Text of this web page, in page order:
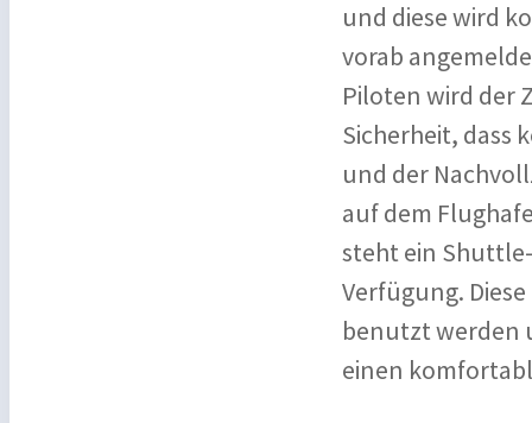
und diese wird
vorab
Piloten wird der
Sicherheit, dass
und der
auf dem
steht ein
Verfügung.
benutzt werden
einen